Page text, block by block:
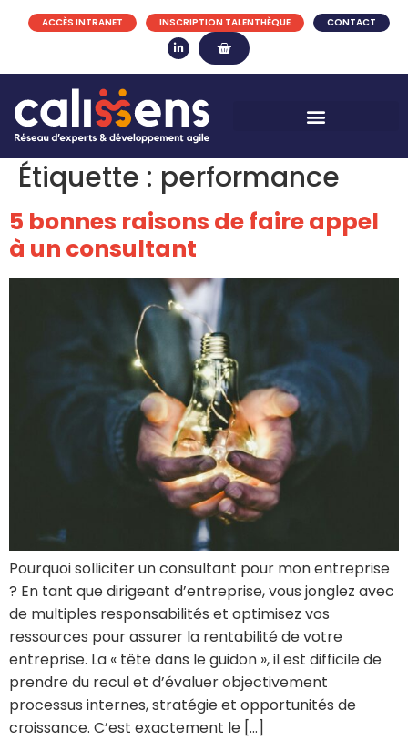
ACCÈS INTRANET INSCRIPTION TALENTHÈQUE CONTACT
Étiquette : performance
5 bonnes raisons de faire appel
à un consultant
Pourquoi solliciter un consultant pour mon entreprise
? En tant que dirigeant d’entreprise, vous jonglez avec
de multiples responsabilités et optimisez vos
ressources pour assurer la rentabilité de votre
entreprise. La « tête dans le guidon », il est difficile de
prendre du recul et d’évaluer objectivement
processus internes, stratégie et opportunités de
croissance. C’est exactement le […]